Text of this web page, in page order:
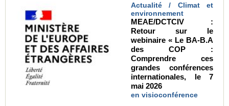
Actualité / Climat et
environnement
MEAE/DCTCIV :
Retour sur le
webinaire « Le BA-B.A
des COP :
Comprendre ces
grandes conférences
internationales, le 7
mai 2026
en visioconférence